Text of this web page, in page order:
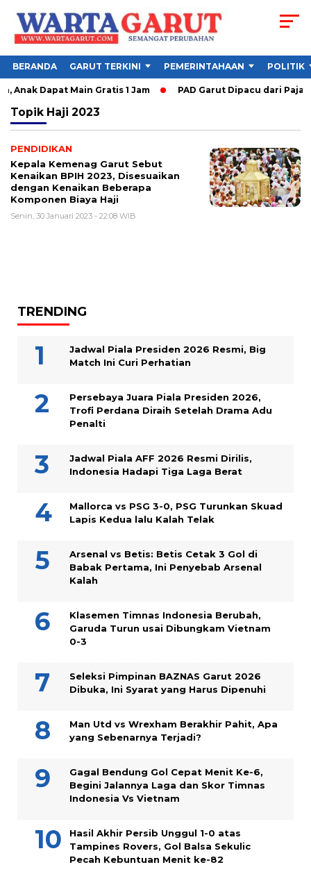
BERANDA GARUT TERKINI PEMERINTAHAAN POLITIK
Dapat Main Gratis 1 Jam PAD Garut Dipacu dari Pajak
Topik Haji 2023
PENDIDIKAN
Kepala Kemenag Garut Sebut
Kenaikan BPIH 2023, Disesuaikan
dengan Kenaikan Beberapa
Komponen Biaya Haji
Senin, 30 Januari 2023 - 22:08 WIB
TRENDING
Jadwal Piala Presiden 2026 Resmi, Big
Match Ini Curi Perhatian
Persebaya Juara Piala Presiden 2026,
Trofi Perdana Diraih Setelah Drama Adu
Penalti
Jadwal Piala AFF 2026 Resmi Dirilis,
Indonesia Hadapi Tiga Laga Berat
Mallorca vs PSG 3-0, PSG Turunkan Skuad
Lapis Kedua lalu Kalah Telak
Arsenal vs Betis: Betis Cetak 3 Gol di
Babak Pertama, Ini Penyebab Arsenal
Kalah
Klasemen Timnas Indonesia Berubah,
Garuda Turun usai Dibungkam Vietnam
0-3
Seleksi Pimpinan BAZNAS Garut 2026
Dibuka, Ini Syarat yang Harus Dipenuhi
Man Utd vs Wrexham Berakhir Pahit, Apa
yang Sebenarnya Terjadi?
Gagal Bendung Gol Cepat Menit Ke-6,
Begini Jalannya Laga dan Skor Timnas
Indonesia Vs Vietnam
Hasil Akhir Persib Unggul 1-0 atas
Tampines Rovers, Gol Balsa Sekulic
Pecah Kebuntuan Menit ke-82